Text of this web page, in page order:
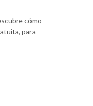
cómo
para